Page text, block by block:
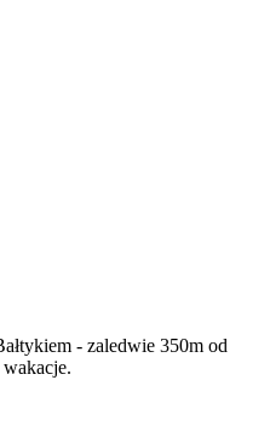
- zaledwie 350m od